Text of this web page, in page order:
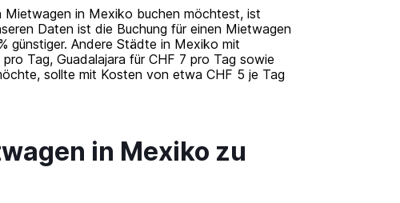
Mietwagen in Mexiko buchen möchtest, ist
Daten ist die Buchung für einen Mietwagen
günstiger. Andere Städte in Mexiko mit
Tag, Guadalajara für CHF 7 pro Tag sowie
sollte mit Kosten von etwa CHF 5 je Tag
in Mexiko zu